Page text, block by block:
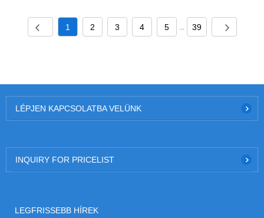
1 2 3 4 5 ... 39
LÉPJEN KAPCSOLATBA VELÜNK
INQUIRY FOR PRICELIST
LEGFRISSEBB HÍREK